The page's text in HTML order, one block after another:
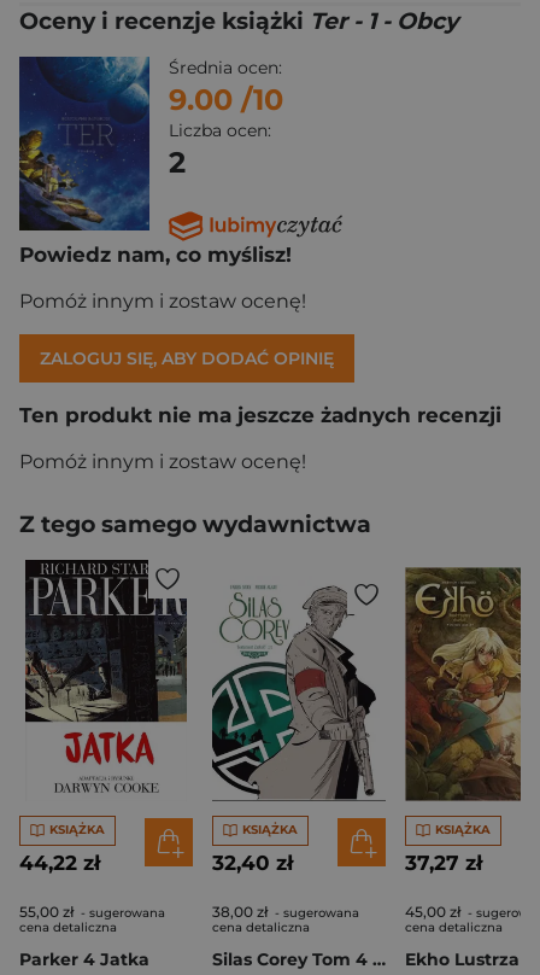
Oceny i recenzje książki Ter - 1 - Obcy
Średnia ocen:
9.00 /10
Liczba ocen:
2
Powiedz nam, co myślisz!
Pomóż innym i zostaw ocenę!
ZALOGUJ SIĘ, ABY DODAĆ OPINIĘ
Ten produkt nie ma jeszcze żadnych recenzji
Pomóż innym i zostaw ocenę!
Z tego samego wydawnictwa
KSIĄŻKA
44,22 zł
55,00 zł - sugerowana
cena detaliczna
Parker 4 Jatka
KSIĄŻKA
32,40 zł
38,00 zł - sugerowana
cena detaliczna
Silas Corey Tom 4 Testament Zarkoff 2/2
KSIĄŻKA
37,27 zł
45,00 zł -
cena detaliczna